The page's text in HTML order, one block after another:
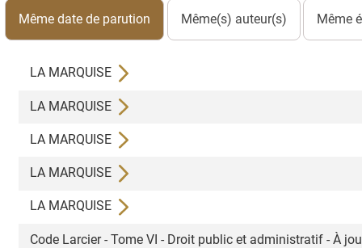
Même date de parution Même(s) auteur(s) Même
LA MARQUISE
LA MARQUISE
LA MARQUISE
LA MARQUISE
LA MARQUISE
Code Larcier - Tome VI - Droit public et administratif - À